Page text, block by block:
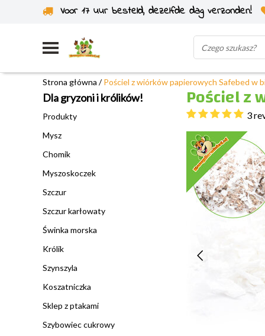
Voor 17 uur besteld, dezelfde dag verzonden!
Wysyłka z własnego magazynu
Strona główna /Pościel z wiórków papierowych Safebed w
Dla gryzoni i królików!
Produkty
Mysz
Chomik
Myszoskoczek
Szczur
Szczur karłowaty
Świnka morska
Królik
Szynszyla
Koszatniczka
Sklep z ptakami
Szybowiec cukrowy
Pościel z
3